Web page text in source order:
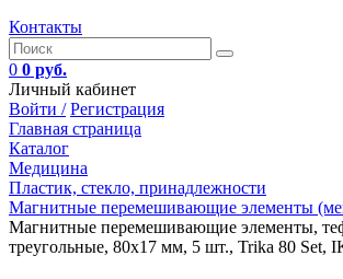
Контакты
0 0 руб.
Личный кабинет
Войти / Регистрация
Главная страница
Каталог
Медицина
Пластик, стекло, принадлежности
Магнитные перемешивающие элементы
Магнитные перемешивающие элементы,
треугольные, 80x17 мм, 5 шт., Trika 80 Set,